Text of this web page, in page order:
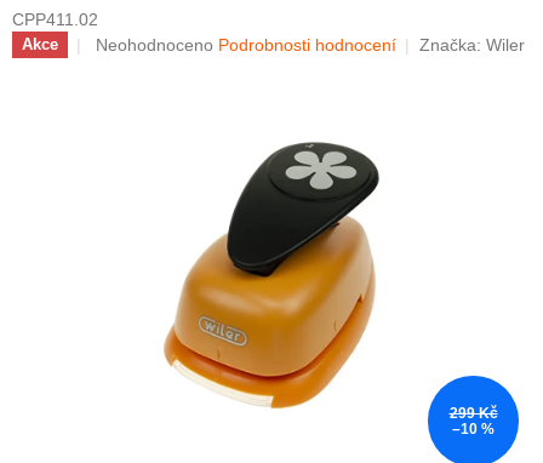
CPP411.02
Akce Průměrné hodnocení produktu je 0,0 z 5 hvězdiček.
Neohodnoceno Podrobnosti hodnocení Značka: Wiler
299 Kč
–10 %